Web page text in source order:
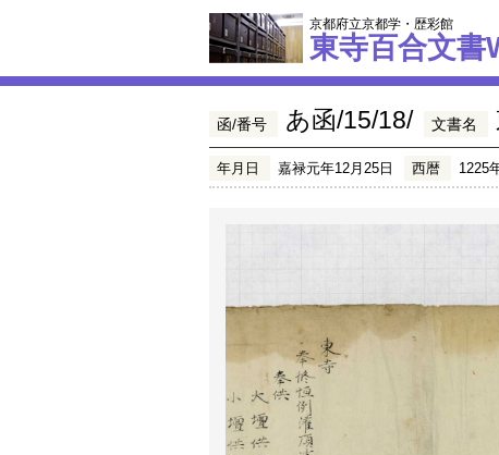
京都府立京都学・歴彩館
東寺百合文書
函/番号 あ函/15/18/ 文書名
年月日 嘉禄元年12月25日 西暦 1225